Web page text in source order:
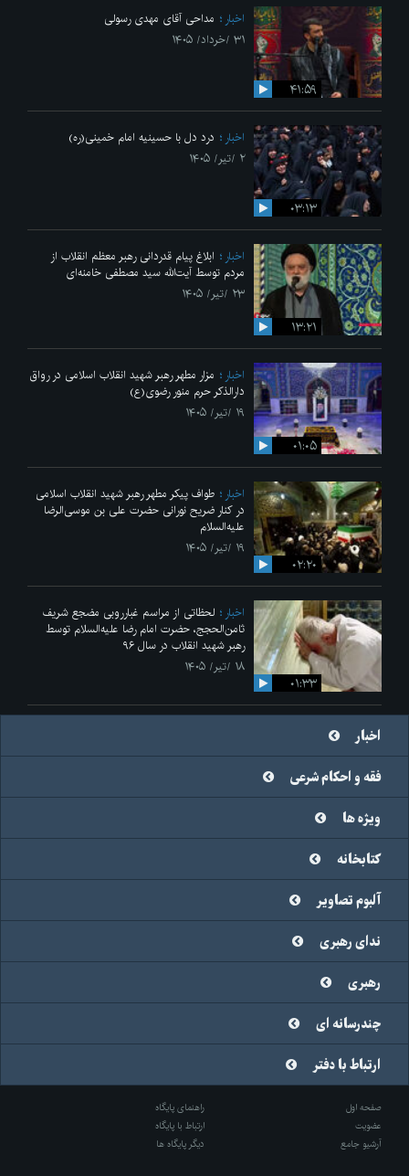
۴۱:۵۹
اخبار
مداحی آقای مهدی رسولی
۳۱ /خرداد/ ۱۴۰۵
۰۳:۱۳
اخبار
درد دل با حسینیه امام خمینی(ره)
۲ /تیر/ ۱۴۰۵
۱۳:۲۱
اخبار
ابلاغ پیام قدردانی رهبر معظم انقلاب از
مردم توسط آیت‌الله سید مصطفی خامنه‌ای
۲۳ /تیر/ ۱۴۰۵
۰۱:۰۵
اخبار
مزار مطهر رهبر شهید انقلاب اسلامی در رواق
دارالذکر حرم منور رضوی(ع)
۱۹ /تیر/ ۱۴۰۵
۰۲:۲۰
اخبار
طواف پیکر مطهر رهبر شهید انقلاب اسلامی
در کنار ضریح نورانی حضرت علی‌ بن موسی‌الرضا
علیه‌السلام
۱۹ /تیر/ ۱۴۰۵
۰۱:۳۳
اخبار
لحظاتی از مراسم غبارروبی مضجع شریف
ثامن‌الحجج، حضرت امام رضا علیه‌السلام توسط
رهبر شهید انقلاب در سال ۹۶
۱۸ /تیر/ ۱۴۰۵
اخبار
فقه و احکام شرعی
ویژه ها
کتابخانه
آلبوم تصاویر
ندای رهبری
رهبری
چندرسانه ای
ارتباط با دفتر
صفحه اول
راهنمای پایگاه
عضویت
ارتباط با پایگاه
آرشیو جامع
دیگر پایگاه ها